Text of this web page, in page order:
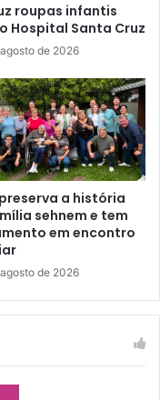
roupas infantis
Hospital Santa Cruz
de 2026
a história
sehnem e tem
em encontro
de 2026